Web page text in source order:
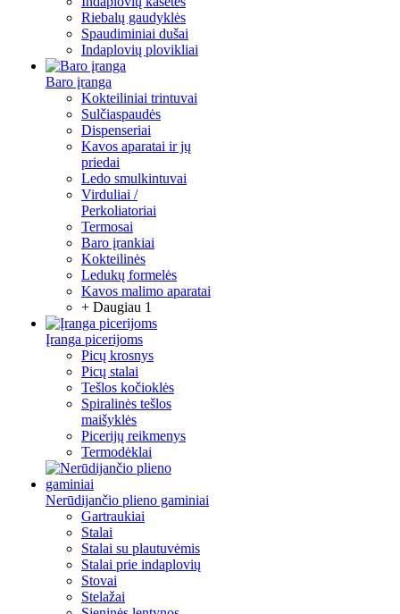
Riebalų gaudyklės
Spaudiminiai dušai
Indaplovių plovikliai
Baro įranga
Kokteiliniai trintuvai
Sulčiaspaudės
Dispenseriai
Kavos aparatai ir jų
priedai
Ledo smulkintuvai
Virduliai /
Perkoliatoriai
Termosai
Baro įrankiai
Kokteilinės
Ledukų formelės
Kavos malimo aparatai
+ Daugiau 1
Įranga picerijoms
Picų krosnys
Picų stalai
Tešlos kočioklės
Spiralinės tešlos
maišyklės
Picerijų reikmenys
Termodėklai
Nerūdijančio plieno gaminiai
Gartraukiai
Stalai
Stalai su plautuvėmis
Stalai prie indaplovių
Stovai
Stelažai